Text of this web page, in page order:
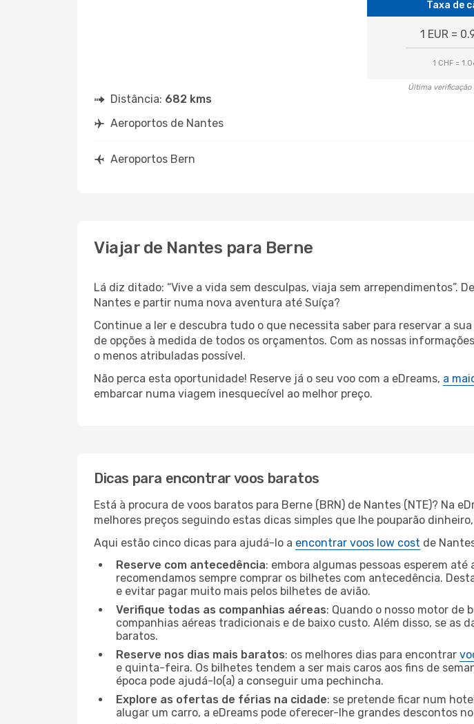
Taxa de
1 EUR =
1 CHF =
Última
Distância: 682 kms
Aeroportos de Nantes
Aeroportos Bern
Viajar de Nantes para Berne
Lá diz ditado: “Vive a vida sem desculpas, viaja sem arrependimentos”.
Nantes e partir numa nova aventura até Suíça?
Continue a ler e descubra tudo o que necessita saber para reservar a
de opções à medida de todos os orçamentos. Com as nossas
o menos atribuladas possível.
Não perca esta oportunidade! Reserve já o seu voo com a eDreams, a
embarcar numa viagem inesquecível ao melhor preço.
Dicas para encontrar voos baratos
Está à procura de voos baratos para Berne (BRN) de Nantes (NTE)? Na
melhores preços seguindo estas dicas simples que lhe pouparão
Aqui estão cinco dicas para ajudá-lo a encontrar voos low cost de
Reserve com antecedência: embora algumas pessoas esperem
recomendamos sempre comprar os bilhetes com antecedência.
e evitar pagar muito mais pelos bilhetes de avião.
Verifique todas as companhias aéreas: Quando o nosso motor de
companhias aéreas tradicionais e de baixo custo. Além disso, se
baratos.
Reserve nos dias mais baratos: os melhores dias para encontrar
e quinta-feira. Os bilhetes tendem a ser mais caros aos fins de
época pode ajudá-lo(a) a conseguir uma pechincha.
Explore as ofertas de férias na cidade: se pretende ficar num
alugar um carro, a eDreams pode oferecer-lhe grandes descontos